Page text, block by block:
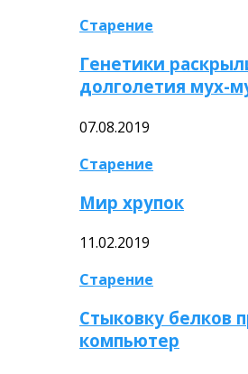
Старение
Генетики
долголетия мух-
07.08.2019
Старение
Мир хрупок
11.02.2019
Старение
Стыковку белков
компьютер